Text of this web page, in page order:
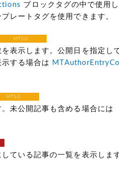
ブロックタグの中で使用
レートタグを使用できます。
MT5.0
表示します。公開日を指定し
する場合は
MT5.0
未公開記事も含める場合には
ている記事の一覧を表示しま